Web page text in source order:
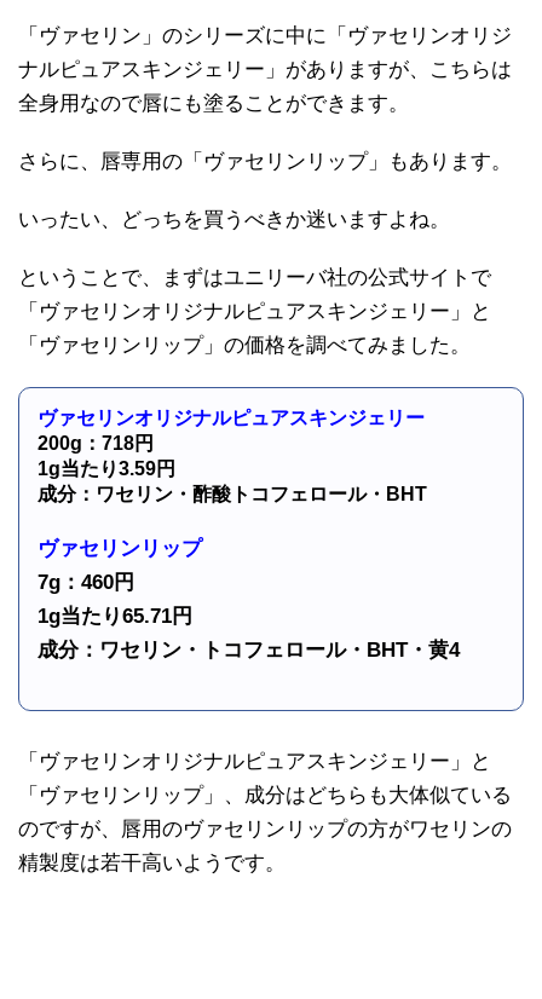
「ヴァセリン」のシリーズに中に「ヴァセリンオリジ
ナルピュアスキンジェリー」がありますが、こちらは
全身用なので唇にも塗ることができます。
さらに、唇専用の「ヴァセリンリップ」もあります。
いったい、どっちを買うべきか迷いますよね。
ということで、まずはユニリーバ社の公式サイトで
「ヴァセリンオリジナルピュアスキンジェリー」と
「ヴァセリンリップ」の価格を調べてみました。
ヴァセリンオリジナルピュアスキンジェリー
200g：718円
1g当たり3.59円
成分：ワセリン・酢酸トコフェロール・BHT
ヴァセリンリップ
7g：460円
1g当たり65.71円
成分：ワセリン・トコフェロール・BHT・黄4
「ヴァセリンオリジナルピュアスキンジェリー」と
「ヴァセリンリップ」、成分はどちらも大体似ている
のですが、唇用のヴァセリンリップの方がワセリンの
精製度は若干高いようです。